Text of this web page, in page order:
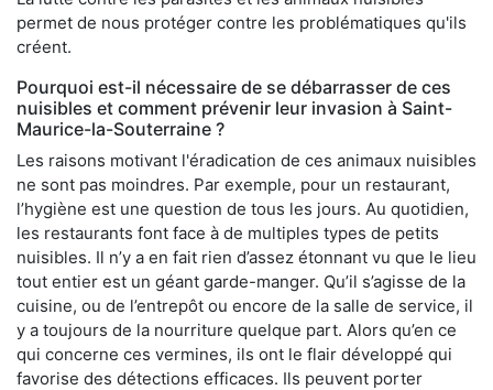
permet de nous protéger contre les problématiques qu'ils
créent.
Pourquoi est-il nécessaire de se débarrasser de ces
nuisibles et comment prévenir leur invasion à Saint-
Maurice-la-Souterraine ?
Les raisons motivant l'éradication de ces animaux nuisibles
ne sont pas moindres. Par exemple, pour un restaurant,
l’hygiène est une question de tous les jours. Au quotidien,
les restaurants font face à de multiples types de petits
nuisibles. Il n’y a en fait rien d’assez étonnant vu que le lieu
tout entier est un géant garde-manger. Qu’il s’agisse de la
cuisine, ou de l’entrepôt ou encore de la salle de service, il
y a toujours de la nourriture quelque part. Alors qu’en ce
qui concerne ces vermines, ils ont le flair développé qui
favorise des détections efficaces. Ils peuvent porter